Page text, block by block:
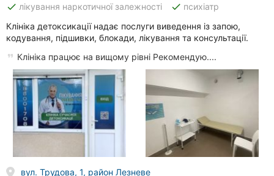
done лікування наркотичної залежності done психіатр
Клініка детоксикації надає послуги виведення із запою,
кодування, підшивки, блокади, лікування та консультації.
Клініка працює на вищому рівні Рекомендую....
вул. Трудова, 1, район Лезневе